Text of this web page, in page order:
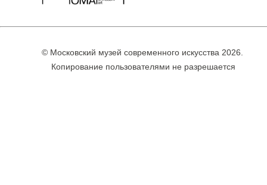
© Московский музей современного искусства 2026.
Копирование пользователями не разрешается